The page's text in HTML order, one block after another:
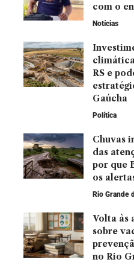
com o
Notícias
RS e
Gaúcha
Política
Chuvas
das
por que
os
Rio Grande
Volta às
sobre
no Rio